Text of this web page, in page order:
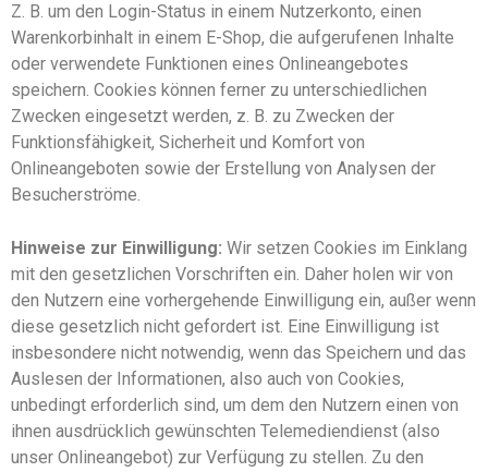
Z. B. um den Login-Status in einem Nutzerkonto, einen
Warenkorbinhalt in einem E-Shop, die aufgerufenen Inhalte
oder verwendete Funktionen eines Onlineangebotes
speichern. Cookies können ferner zu unterschiedlichen
Zwecken eingesetzt werden, z. B. zu Zwecken der
Funktionsfähigkeit, Sicherheit und Komfort von
Onlineangeboten sowie der Erstellung von Analysen der
Besucherströme.
Hinweise zur Einwilligung: Wir setzen Cookies im Einklang
mit den gesetzlichen Vorschriften ein. Daher holen wir von
den Nutzern eine vorhergehende Einwilligung ein, außer wenn
diese gesetzlich nicht gefordert ist. Eine Einwilligung ist
insbesondere nicht notwendig, wenn das Speichern und das
Auslesen der Informationen, also auch von Cookies,
unbedingt erforderlich sind, um dem den Nutzern einen von
ihnen ausdrücklich gewünschten Telemediendienst (also
unser Onlineangebot) zur Verfügung zu stellen. Zu den